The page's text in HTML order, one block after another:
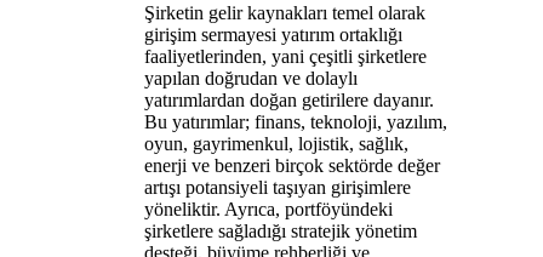
Şirketin gelir kaynakları temel olarak
girişim sermayesi yatırım ortaklığı
faaliyetlerinden, yani çeşitli şirketlere
yapılan doğrudan ve dolaylı
yatırımlardan doğan getirilere dayanır.
Bu yatırımlar; finans, teknoloji, yazılım,
oyun, gayrimenkul, lojistik, sağlık,
enerji ve benzeri birçok sektörde değer
artışı potansiyeli taşıyan girişimlere
yöneliktir. Ayrıca, portföyündeki
şirketlere sağladığı stratejik yönetim
desteği, büyüme rehberliği ve